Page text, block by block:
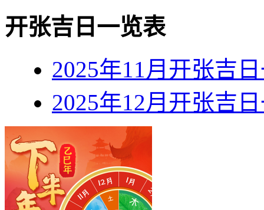
开张吉日一览表
2025年11月开张吉
2025年12月开张吉